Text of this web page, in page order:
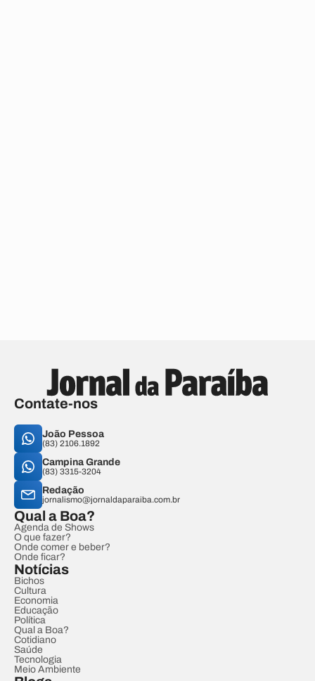
Contate-nos
João Pessoa
(83) 2106.1892
Campina Grande
(83) 3315-3204
Redação
jornalismo@jornaldaparaiba.com.br
Qual a Boa?
Agenda de Shows
O que fazer?
Onde comer e beber?
Onde ficar?
Notícias
Bichos
Cultura
Economia
Educação
Política
Qual a Boa?
Cotidiano
Saúde
Tecnologia
Meio Ambiente